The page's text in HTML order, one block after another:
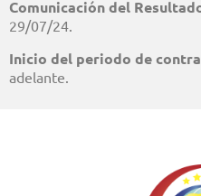
Comunicación del
29/07/24.
Inicio del periodo de
adelante.